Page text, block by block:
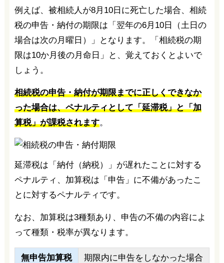
例えば、被相続人が8月10日に死亡した場合、相続
税の申告・納付の期限は「翌年の6月10日（土日の
場合は次の月曜日）」となります。「相続税の期
限は10か月後の月命日」と、覚えておくとよいで
しょう。
相続税の申告・納付が期限までに正しくできなか
った場合は、ペナルティとして「延滞税」と「加
算税」が課税されます。
延滞税は「納付（納税）」が遅れたことに対する
ペナルティ、加算税は「申告」に不備があったこ
とに対するペナルティです。
なお、加算税は3種類あり、申告の不備の内容によ
って種類・税率が異なります。
無申告加算税 期限内に申告をしなかった場合